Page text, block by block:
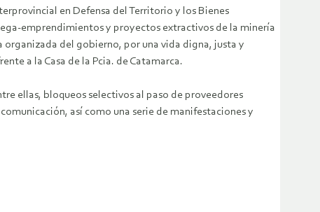
en Defensa del Territorio y los Bienes
emprendimientos y proyectos extractivos de la minería
organizada del gobierno, por una vida digna, justa y
a la Casa de la Pcia. de Catamarca.
ellas, bloqueos selectivos al paso de proveedores
así como una serie de manifestaciones y